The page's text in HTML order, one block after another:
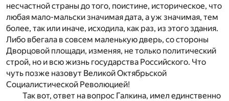
несчастной страны до того, поистине, историческое, что
любая мало-мальски значимая дата, а уж значимая, тем
более, так или иначе, исходила, как раз, из этого здания.
Либо вбегала в совсем маленькую дверь, со стороны
Дворцовой площади, изменяя, не только политический
строй, но и всю жизнь государства Российского. Что
чуть позже назовут Великой Октябрьской
Социалистической Революцией!
Так вот, ответ на вопрос Галкина, имел единственно